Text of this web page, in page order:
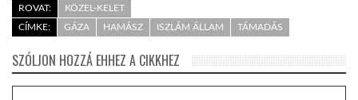
ROVAT:
KÖZEL-KELET
CÍMKE:
GÁZA HAMÁSZ ISZLÁM ÁLLAM TÁMADÁS
SZÓLJON HOZZÁ EHHEZ A CIKKHEZ